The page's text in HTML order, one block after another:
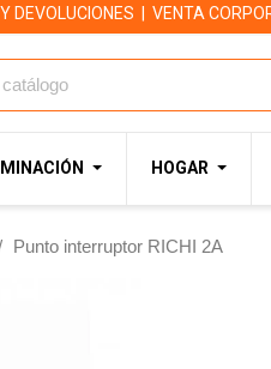
DEVOLUCIONES VENTA
HOGAR
Punto interruptor RICHI 2A